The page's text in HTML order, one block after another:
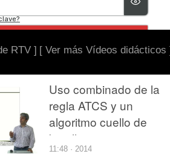
RTV ] [ Ver más Vídeos didácticos
Uso combinado de la
regla ATCS y un
algoritmo cuello de
botella
11:48 · 2014